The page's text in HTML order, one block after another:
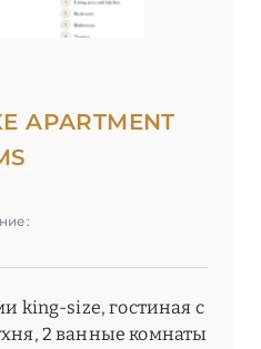
APARTMENT
king-size, гостиная с
2 ванные комнаты